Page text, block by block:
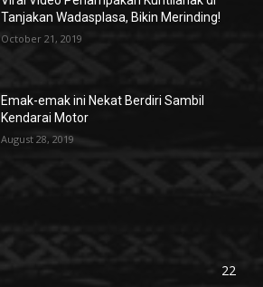
Tanjakan Wadasplasa, Bikin Merinding!
October 21, 2019
Emak-emak ini Nekat Berdiri Sambil
Kendarai Motor
August 28, 2019
22